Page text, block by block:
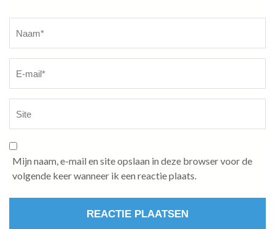
Mijn naam, e-mail en site opslaan in deze browser voor de
volgende keer wanneer ik een reactie plaats.